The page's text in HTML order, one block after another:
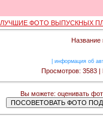
ЛУЧШИЕ ФОТО ВЫПУСКНЫХ
Название
информация об
Просмотров: 3583 |
Вы можете: оценивать